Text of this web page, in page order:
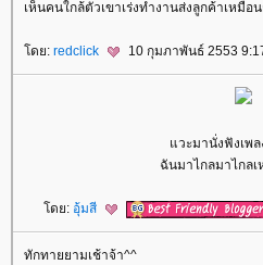
เห็นคนใกล้ตัวเขาเร่งทำงานส่งลูกค้าเหมือ
ดย: redclick 10 กุมภาพันธ์ 2553
วะมานั่งฟังเพล
ฉันมาไกลมาไกลเ
ดย: อุ้มสี
ทักทายยามเช้าจ้า^^